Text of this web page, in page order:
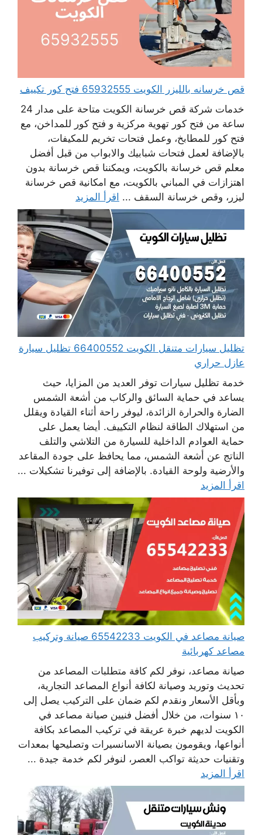
قص خرسانه بالليزر الكويت 65932555 فتح كور تكييف
خدمات شركة قص خرسانة الكويت متاحة على مدار 24
ساعة من فتح كور تهوية مركزية و فتح كور للمداخن، مع
فتح كور للمطابخ، وعمل فتحات تخريم للمكيفات،
بالإضافة لعمل فتحات شبابيك والابواب من قبل أفضل
معلم قص خرسانة بالكويت، ويمكننا قص خرسانة بدون
اهتزازات في المباني بالكويت، مع امكانية قص خرسانة
ليزر، وقص خرسانة السقف ... اقرأ المزيد
تظليل سيارات متنقل الكويت 66400552 تظليل سيارة
عازل حراري
خدمة تظليل سيارات توفر العديد من المزايا، حيث
يساعد في حماية السائق والركاب من أشعة الشمس
الضارة والحرارة الزائدة، ليوفر راحة أثناء القيادة ويقلل
من استهلاك الطاقة لنظام التكييف. أيضا يعمل على
حماية العوادم الداخلية للسيارة من التلاشي والتلف
الناتج عن أشعة الشمس، مما يحافظ على جودة المقاعد
والأرضية ولوحة القيادة. بالإضافة إلى توفيرنا تشكيلات ...
اقرأ المزيد
صيانة مصاعد في الكويت 65542233 صيانة وتركيب
مصاعد كهربائية
صيانة مصاعد، نوفر لكم كافة متطلبات المصاعد من
تحديث وتوريد وصيانة لكافة أنواع المصاعد التجارية،
وبأقل الأسعار ونقدم لكم ضمان على التركيب يصل إلى
١٠ سنوات، من خلال أفضل فنيين صيانة مصاعد في
الكويت لديهم خبرة عريقة في تركيب المصاعد بكافة
أنواعها، ويقومون بصيانة الاسانسيرات وتصليحها بمعدات
وتقنيات حديثة تواكب العصر، لنوفر لكم خدمة جيدة ...
اقرأ المزيد